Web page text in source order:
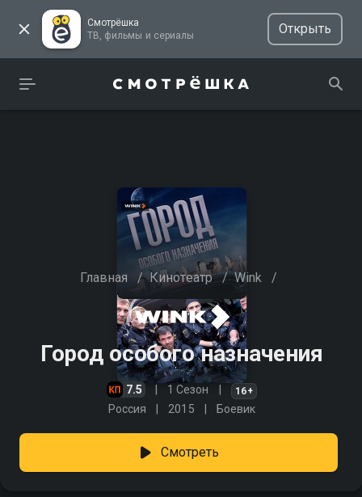
Смотрёшка
ТВ, фильмы и сериалы
Открыть
Главная / Кинотеатр / Wink /
Город особого назначения
7.5 1 Сезон 16+
Россия 2015 Боевик
Смотреть